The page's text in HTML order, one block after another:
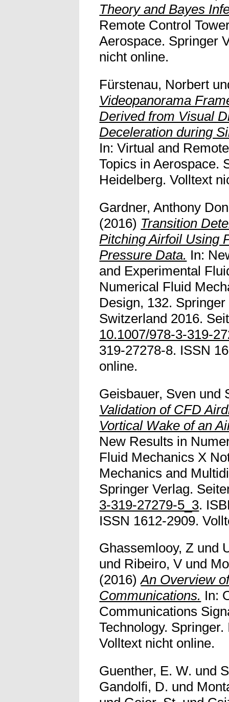
Theory and Bayes
Remote Control
Aerospace. Springer
nicht online.
Fürstenau, Norbert
Videopanorama
Derived from Visual
Deceleration during
In: Virtual and
Topics in Aerospace.
Heidelberg. Volltext
Gardner, Anthony
(2016) Transition
Pitching Airfoil Using
Pressure Data. In:
and Experimental
Numerical Fluid
Design, 132.
Switzerland 2016.
10.1007/978-3-319-
319-27278-8. ISSN
online.
Geisbauer, Sven und
Validation of CFD
Vortical Wake of an
New Results in
Fluid Mechanics X
Mechanics and
Springer Verlag.
3-319-27279-5_3.
ISSN 1612-2909.
Ghassemlooy, Z und
und Ribeiro, V und
(2016)An Overview
Communications. In:
Communications
Technology.
Volltext nicht online.
Guenther, E. W. und
Gandolfi, D. und